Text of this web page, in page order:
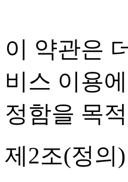
이 약관은
비스 이용
정함을 목
제2조(정의)